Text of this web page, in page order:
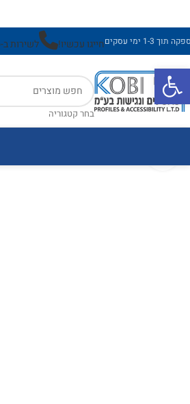
פתח סרגל נגישות
תוך 1-3 ימי עסקים חייגו עכשיו! לשירות ב-Whatsapp
בחר קטגוריה